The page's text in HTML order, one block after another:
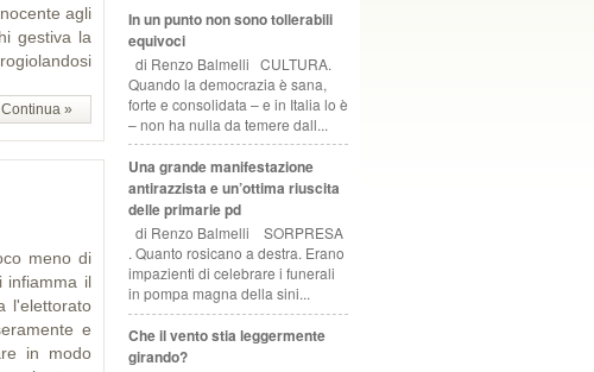
agli
gestiva la
Continua »
meno di
infiamma il
l'elettorato
e
in modo
In un punto non sono tollerabili
equivoci
di Renzo Balmelli CULTURA.
Quando la democrazia è sana,
forte e consolidata – e in Italia lo è
– non ha nulla da temere dall...
Una grande manifestazione
antirazzista e un’ottima riuscita
delle primarie pd
di Renzo Balmelli SORPRESA
. Quanto rosicano a destra. Erano
impazienti di celebrare i funerali
in pompa magna della sini...
Che il vento stia leggermente
girando?